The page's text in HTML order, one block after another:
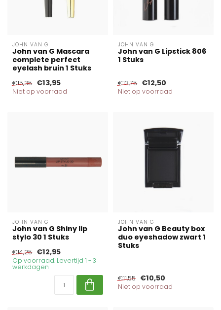
JOHN VAN G
John van G Mascara
complete perfect
eyelash bruin 1 Stuks
€15,35 €13,95
Niet op voorraad
JOHN VAN G
John van G Lipstick 806
1 Stuks
€13,75 €12,50
Niet op voorraad
JOHN VAN G
John van G Shiny lip
stylo 30 1 Stuks
€14,25 €12,95
Op voorraad. Levertijd 1 - 3
werkdagen
JOHN VAN G
John van G Beauty box
duo eyeshadow zwart 1
Stuks
€11,55 €10,50
Niet op voorraad